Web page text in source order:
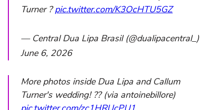
Turner ?pic.twitter.com/K3OcHTU5GZ
— Central Dua Lipa Brasil (@dualipacentral_)
June 6, 2026
More photos inside Dua Lipa and Callum
Turner's wedding! ?? (via antoinebillore)